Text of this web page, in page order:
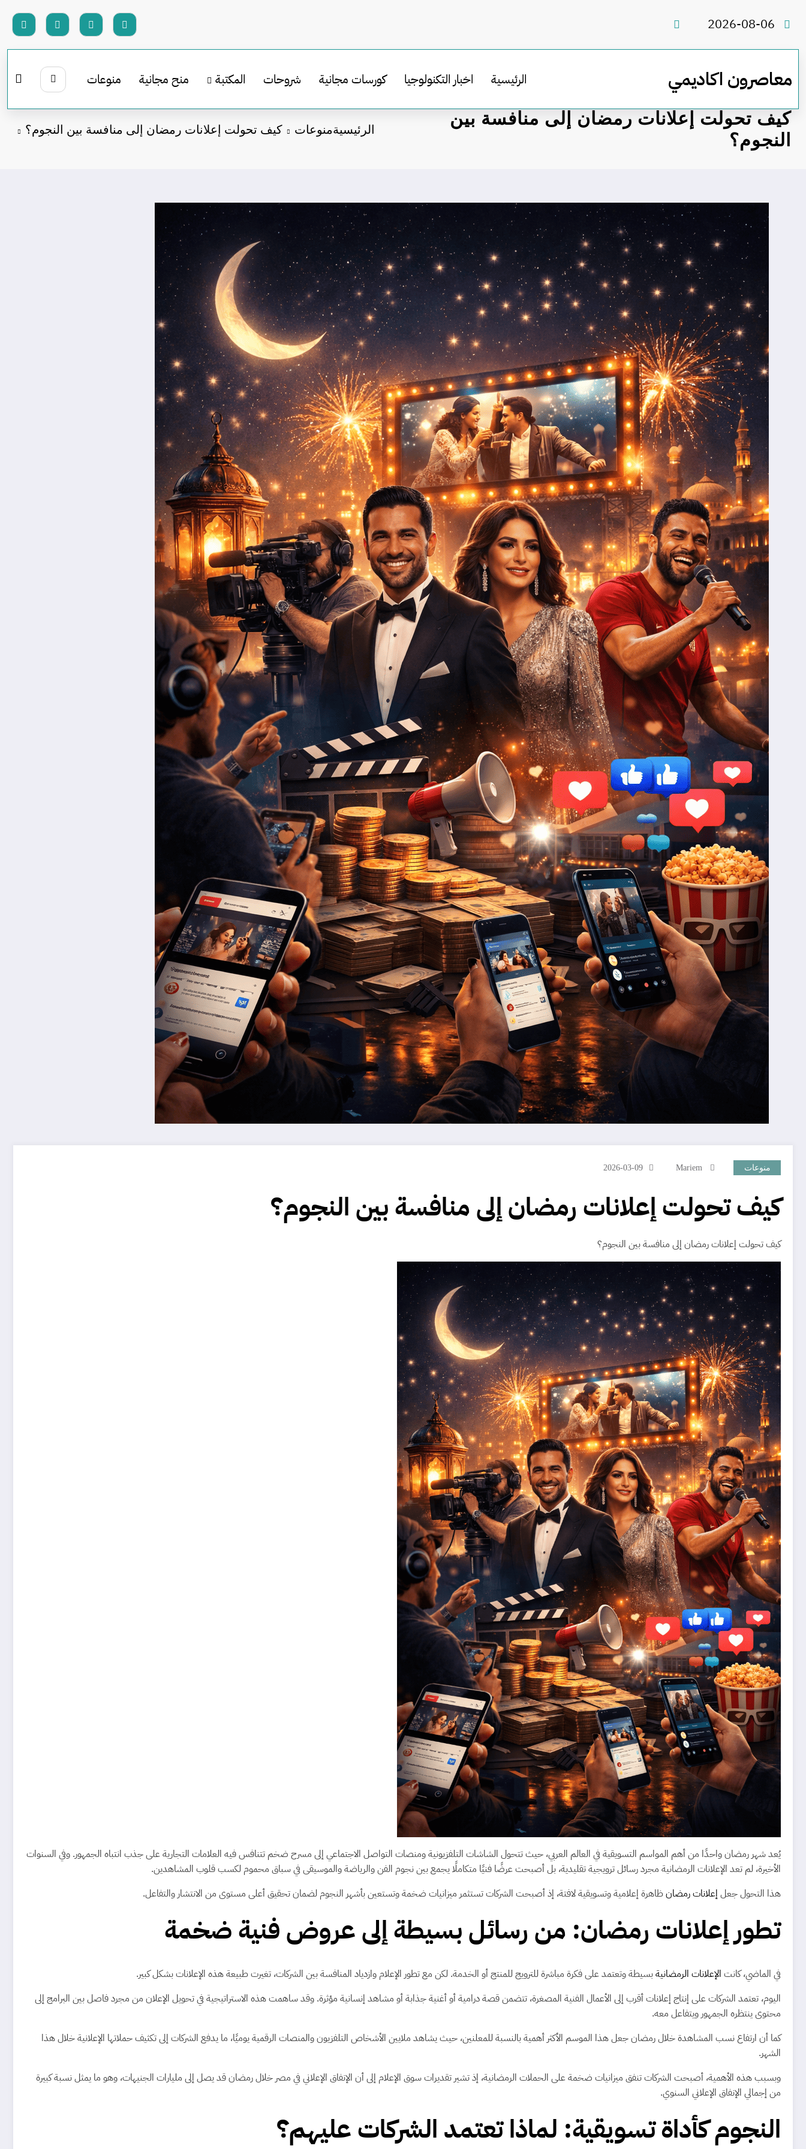
2026-08-06
معاصرون اكاديمي الرئيسية اخبار التكنولوجيا كورسات مجانية شروحات المكتبة منح مجانية منوعات
كيف تحولت إعلانات رمضان إلى منافسة بين
النجوم؟
الرئيسيةمنوعات كيف تحولت إعلانات رمضان إلى منافسة بين النجوم؟
منوعات Mariem
2026-03-09
كيف تحولت إعلانات رمضان إلى منافسة بين النجوم؟
كيف تحولت إعلانات رمضان إلى منافسة بين النجوم؟
يُعد شهر رمضان واحدًا من أهم المواسم التسويقية في العالم العربي، حيث تتحول الشاشات التلفزيونية ومنصات التواصل الاجتماعي إلى مسرح ضخم تتنافس فيه العلامات التجارية على جذب انتباه الجمهور. وفي السنوات
الأخيرة، لم تعد الإعلانات الرمضانية مجرد رسائل ترويجية تقليدية، بل أصبحت عرضًا فنيًا متكاملًا يجمع بين نجوم الفن والرياضة والموسيقى في سباق محموم لكسب قلوب المشاهدين.
هذا التحول جعل إعلانات رمضانظاهرة إعلامية وتسويقية لافتة، إذ أصبحت الشركات تستثمر ميزانيات ضخمة وتستعين بأشهر النجوم لضمان تحقيق أعلى مستوى من الانتشار والتفاعل.
تطور إعلانات رمضان: من رسائل بسيطة إلى عروض فنية ضخمة
في الماضي، كانت الإعلانات الرمضانيةبسيطة وتعتمد على فكرة مباشرة للترويج للمنتج أو الخدمة. لكن مع تطور الإعلام وازدياد المنافسة بين الشركات، تغيرت طبيعة هذه الإعلانات بشكل كبير.
اليوم، تعتمد الشركات على إنتاج إعلانات أقرب إلى الأعمال الفنية المصغرة، تتضمن قصة درامية أو أغنية جذابة أو مشاهد إنسانية مؤثرة. وقد ساهمت هذه الاستراتيجية في تحويل الإعلان من مجرد فاصل بين البرامج إلى
محتوى ينتظره الجمهور ويتفاعل معه.
كما أن ارتفاع نسب المشاهدة خلال رمضان جعل هذا الموسم الأكثر أهمية بالنسبة للمعلنين، حيث يشاهد ملايين الأشخاص التلفزيون والمنصات الرقمية يوميًا، ما يدفع الشركات إلى تكثيف حملاتها الإعلانية خلال هذا
الشهر.
وبسبب هذه الأهمية، أصبحت الشركات تنفق ميزانيات ضخمة على الحملات الرمضانية، إذ تشير تقديرات سوق الإعلام إلى أن الإنفاق الإعلاني في مصر خلال رمضان قد يصل إلى مليارات الجنيهات، وهو ما يمثل نسبة كبيرة
من إجمالي الإنفاق الإعلاني السنوي.
النجوم كأداة تسويقية: لماذا تعتمد الشركات عليهم؟